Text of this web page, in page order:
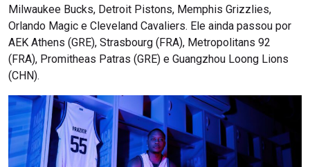
Milwaukee Bucks, Detroit Pistons, Memphis Grizzlies,
Orlando Magic e Cleveland Cavaliers. Ele ainda passou por
AEK Athens (GRE), Strasbourg (FRA), Metropolitans 92
(FRA), Promitheas Patras (GRE) e Guangzhou Loong Lions
(CHN).